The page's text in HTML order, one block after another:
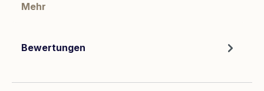
Mehr
Bewertungen